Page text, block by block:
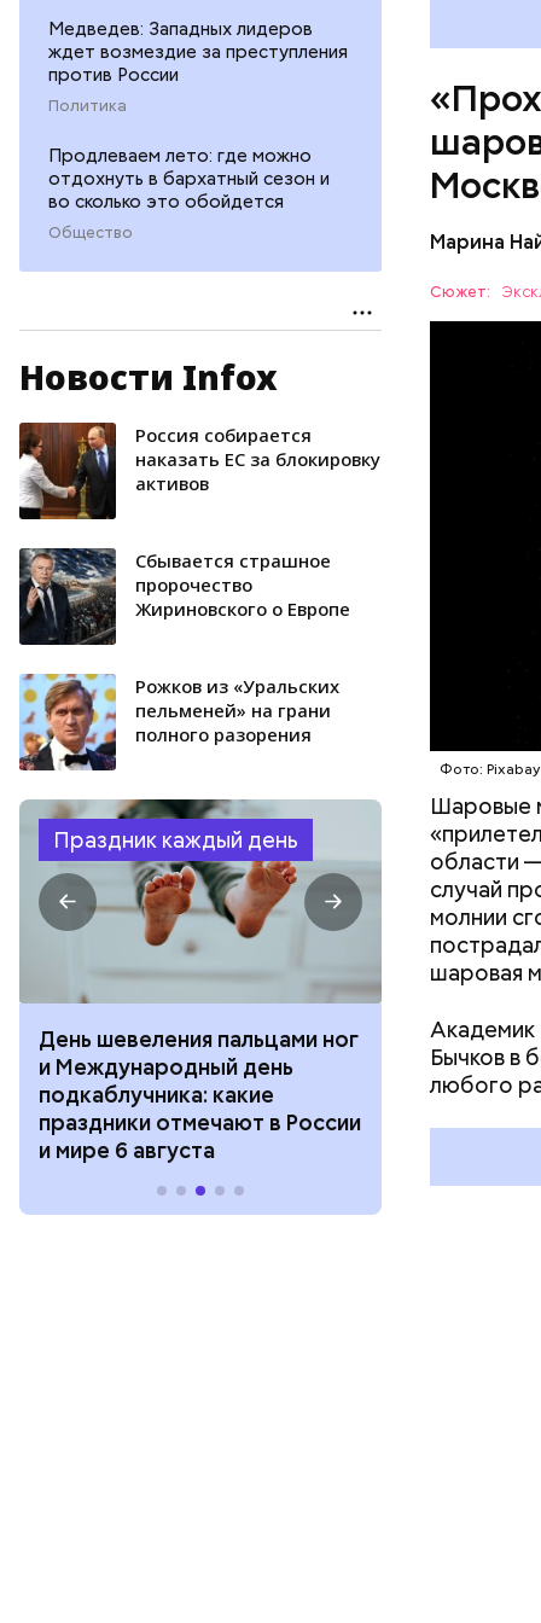
Медведев: Западных лидеров
ждет возмездие за преступления
против России
Политика
Продлеваем лето: где можно
отдохнуть в бархатный сезон и
во сколько это обойдется
Общество
Новости Infox
Россия собирается
наказать EC за блокировку
активов
Сбывается страшное
пророчество
Жириновского о Европе
Рожков из «Уральских
пельменей» на грани
полного разорения
Праздник каждый день
День шевеления пальцами ног
и Международный день
подкаблучника: какие
праздники отмечают в России
и мире 6 августа
День
горизонта
курсанта:
отмечают в
Марина
Сюжет:
Фото: Pixabay
Шаровые
области
случай
молнии
шаровая
Академик
Бычков в
любого
—
Шаровая
следов.
причем